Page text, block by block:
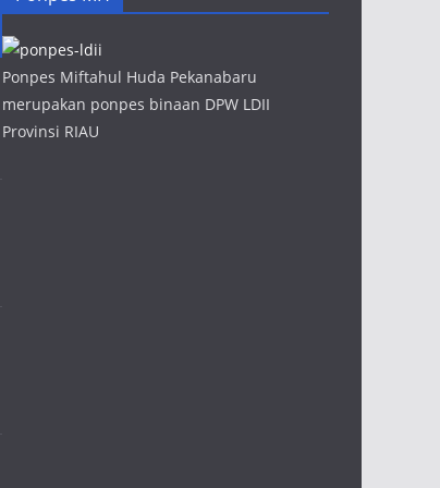
Ponpes Miftahul Huda Pekanabaru
merupakan ponpes binaan DPW LDII
Provinsi RIAU